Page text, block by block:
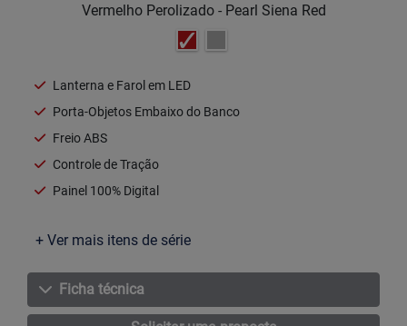
Vermelho Perolizado - Pearl Siena Red
Lanterna e Farol em LED
Porta-Objetos Embaixo do Banco
Freio ABS
Controle de Tração
Painel 100% Digital
+ Ver mais itens de série
Ficha técnica